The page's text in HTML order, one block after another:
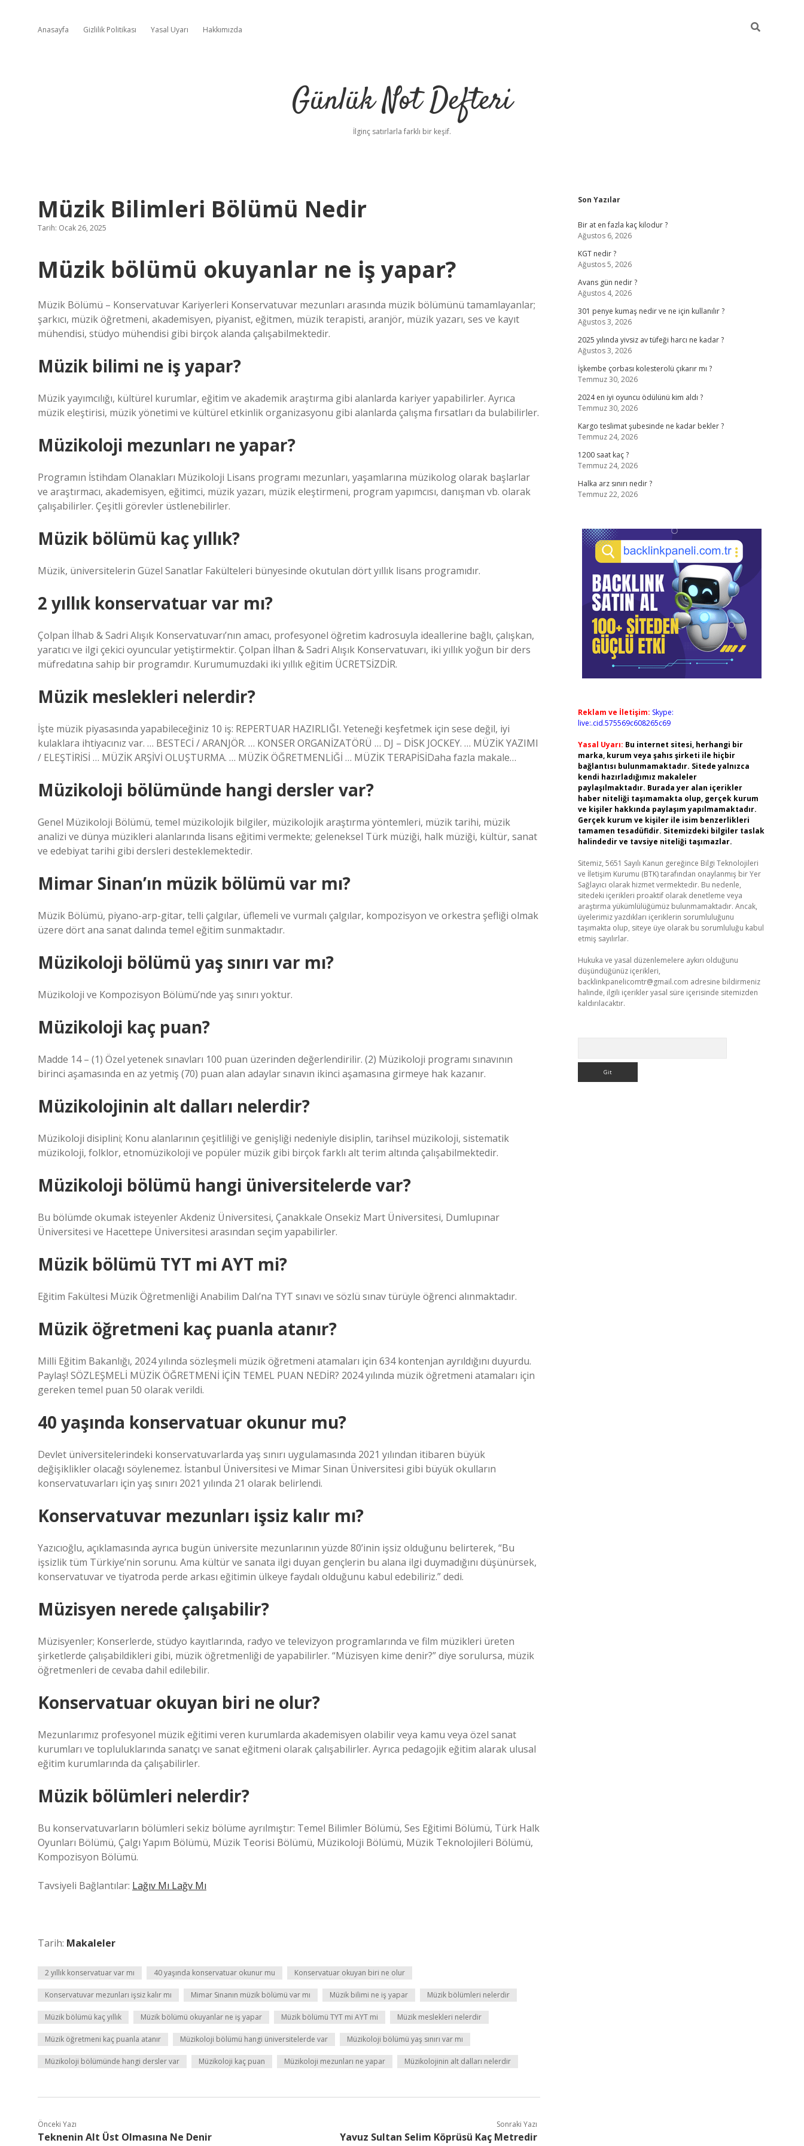
Anasayfa Gizlilik Politikası Yasal Uyarı Hakkımızda
Günlük Not Defteri
İlginç satırlarla farklı bir keşif.
Müzik Bilimleri Bölümü Nedir
Tarih: Ocak 26, 2025
Müzik bölümü okuyanlar ne iş yapar?
Müzik Bölümü – ​​Konservatuvar Kariyerleri Konservatuvar mezunları arasında müzik bölümünü tamamlayanlar;
şarkıcı, müzik öğretmeni, akademisyen, piyanist, eğitmen, müzik terapisti, aranjör, müzik yazarı, ses ve kayıt
mühendisi, stüdyo mühendisi gibi birçok alanda çalışabilmektedir.
Müzik bilimi ne iş yapar?
Müzik yayımcılığı, kültürel kurumlar, eğitim ve akademik araştırma gibi alanlarda kariyer yapabilirler. Ayrıca
müzik eleştirisi, müzik yönetimi ve kültürel etkinlik organizasyonu gibi alanlarda çalışma fırsatları da bulabilirler.
Müzikoloji mezunları ne yapar?
Programın İstihdam Olanakları Müzikoloji Lisans programı mezunları, yaşamlarına müzikolog olarak başlarlar
ve araştırmacı, akademisyen, eğitimci, müzik yazarı, müzik eleştirmeni, program yapımcısı, danışman vb. olarak
çalışabilirler. Çeşitli görevler üstlenebilirler.
Müzik bölümü kaç yıllık?
Müzik, üniversitelerin Güzel Sanatlar Fakülteleri bünyesinde okutulan dört yıllık lisans programıdır.
2 yıllık konservatuar var mı?
Çolpan İlhab & Sadri Alışık Konservatuvarı’nın amacı, profesyonel öğretim kadrosuyla ideallerine bağlı, çalışkan,
yaratıcı ve ilgi çekici oyuncular yetiştirmektir. Çolpan İlhan & Sadri Alışık Konservatuvarı, iki yıllık yoğun bir ders
müfredatına sahip bir programdır. Kurumumuzdaki iki yıllık eğitim ÜCRETSİZDİR.
Müzik meslekleri nelerdir?
İşte müzik piyasasında yapabileceğiniz 10 iş: REPERTUAR HAZIRLIĞI. Yeteneği keşfetmek için sese değil, iyi
kulaklara ihtiyacınız var. … BESTECİ / ARANJÖR. … KONSER ORGANİZATÖRÜ … DJ – DİSK JOCKEY. … MÜZİK YAZIMI
/ ELEŞTİRİSİ … MÜZİK ARŞİVİ OLUŞTURMA. … MÜZİK ÖĞRETMENLİĞİ … MÜZİK TERAPİSİDaha fazla makale…
Müzikoloji bölümünde hangi dersler var?
Genel Müzikoloji Bölümü, temel müzikolojik bilgiler, müzikolojik araştırma yöntemleri, müzik tarihi, müzik
analizi ve dünya müzikleri alanlarında lisans eğitimi vermekte; geleneksel Türk müziği, halk müziği, kültür, sanat
ve edebiyat tarihi gibi dersleri desteklemektedir.
Mimar Sinan’ın müzik bölümü var mı?
Müzik Bölümü, piyano-arp-gitar, telli çalgılar, üflemeli ve vurmalı çalgılar, kompozisyon ve orkestra şefliği olmak
üzere dört ana sanat dalında temel eğitim sunmaktadır.
Müzikoloji bölümü yaş sınırı var mı?
Müzikoloji ve Kompozisyon Bölümü’nde yaş sınırı yoktur.
Müzikoloji kaç puan?
Madde 14 – (1) Özel yetenek sınavları 100 puan üzerinden değerlendirilir. (2) Müzikoloji programı sınavının
birinci aşamasında en az yetmiş (70) puan alan adaylar sınavın ikinci aşamasına girmeye hak kazanır.
Müzikolojinin alt dalları nelerdir?
Müzikoloji disiplini; Konu alanlarının çeşitliliği ve genişliği nedeniyle disiplin, tarihsel müzikoloji, sistematik
müzikoloji, folklor, etnomüzikoloji ve popüler müzik gibi birçok farklı alt terim altında çalışabilmektedir.
Müzikoloji bölümü hangi üniversitelerde var?
Bu bölümde okumak isteyenler Akdeniz Üniversitesi, Çanakkale Onsekiz Mart Üniversitesi, Dumlupınar
Üniversitesi ve Hacettepe Üniversitesi arasından seçim yapabilirler.
Müzik bölümü TYT mi AYT mi?
Eğitim Fakültesi Müzik Öğretmenliği Anabilim Dalı’na TYT sınavı ve sözlü sınav türüyle öğrenci alınmaktadır.
Müzik öğretmeni kaç puanla atanır?
Milli Eğitim Bakanlığı, 2024 yılında sözleşmeli müzik öğretmeni atamaları için 634 kontenjan ayrıldığını duyurdu.
Paylaş! SÖZLEŞMELİ MÜZİK ÖĞRETMENİ İÇİN TEMEL PUAN NEDİR? 2024 yılında müzik öğretmeni atamaları için
gereken temel puan 50 olarak verildi.
40 yaşında konservatuar okunur mu?
Devlet üniversitelerindeki konservatuvarlarda yaş sınırı uygulamasında 2021 yılından itibaren büyük
değişiklikler olacağı söylenemez. İstanbul Üniversitesi ve Mimar Sinan Üniversitesi gibi büyük okulların
konservatuvarları için yaş sınırı 2021 yılında 21 olarak belirlendi.
Konservatuvar mezunları işsiz kalır mı?
Yazıcıoğlu, açıklamasında ayrıca bugün üniversite mezunlarının yüzde 80’inin işsiz olduğunu belirterek, “Bu
işsizlik tüm Türkiye’nin sorunu. Ama kültür ve sanata ilgi duyan gençlerin bu alana ilgi duymadığını düşünürsek,
konservatuvar ve tiyatroda perde arkası eğitimin ülkeye faydalı olduğunu kabul edebiliriz.” dedi.
Müzisyen nerede çalışabilir?
Müzisyenler; Konserlerde, stüdyo kayıtlarında, radyo ve televizyon programlarında ve film müzikleri üreten
şirketlerde çalışabildikleri gibi, müzik öğretmenliği de yapabilirler. “Müzisyen kime denir?” diye sorulursa, müzik
öğretmenleri de cevaba dahil edilebilir.
Konservatuar okuyan biri ne olur?
Mezunlarımız profesyonel müzik eğitimi veren kurumlarda akademisyen olabilir veya kamu veya özel sanat
kurumları ve topluluklarında sanatçı ve sanat eğitmeni olarak çalışabilirler. Ayrıca pedagojik eğitim alarak ulusal
eğitim kurumlarında da çalışabilirler.
Müzik bölümleri nelerdir?
Bu konservatuvarların bölümleri sekiz bölüme ayrılmıştır: Temel Bilimler Bölümü, Ses Eğitimi Bölümü, Türk Halk
Oyunları Bölümü, Çalgı Yapım Bölümü, Müzik Teorisi Bölümü, Müzikoloji Bölümü, Müzik Teknolojileri Bölümü,
Kompozisyon Bölümü.
Tavsiyeli Bağlantılar: Lağıv Mı Lağv Mı
Tarih: Makaleler
2 yıllık konservatuar var mı 40 yaşında konservatuar okunur mu Konservatuar okuyan biri ne olur
Konservatuvar mezunları işsiz kalır mı Mimar Sinanın müzik bölümü var mı Müzik bilimi ne iş yapar Müzik bölümleri nelerdir
Müzik bölümü kaç yıllık Müzik bölümü okuyanlar ne iş yapar Müzik bölümü TYT mi AYT mi Müzik meslekleri nelerdir
Müzik öğretmeni kaç puanla atanır Müzikoloji bölümü hangi üniversitelerde var Müzikoloji bölümü yaş sınırı var mı
Müzikoloji bölümünde hangi dersler var Müzikoloji kaç puan Müzikoloji mezunları ne yapar Müzikolojinin alt dalları nelerdir
Önceki Yazı
Teknenin Alt Üst Olmasına Ne Denir
Sonraki Yazı
Yavuz Sultan Selim Köprüsü Kaç Metredir
Sidebar
Son Yazılar
Bir at en fazla kaç kilodur ?
Ağustos 6, 2026
KGT nedir ?
Ağustos 5, 2026
Avans gün nedir ?
Ağustos 4, 2026
301 penye kumaş nedir ve ne için kullanılır ?
Ağustos 3, 2026
2025 yılında yivsiz av tüfeği harcı ne kadar ?
Ağustos 3, 2026
İşkembe çorbası kolesterolü çıkarır mı ?
Temmuz 30, 2026
2024 en iyi oyuncu ödülünü kim aldı ?
Temmuz 30, 2026
Kargo teslimat şubesinde ne kadar bekler ?
Temmuz 24, 2026
1200 saat kaç ?
Temmuz 24, 2026
Halka arz sınırı nedir ?
Temmuz 22, 2026
Reklam ve İletişim: Skype:
live:.cid.575569c608265c69
Yasal Uyarı: Bu internet sitesi, herhangi bir
marka, kurum veya şahıs şirketi ile hiçbir
bağlantısı bulunmamaktadır. Sitede yalnızca
kendi hazırladığımız makaleler
paylaşılmaktadır. Burada yer alan içerikler
haber niteliği taşımamakta olup, gerçek kurum
ve kişiler hakkında paylaşım yapılmamaktadır.
Gerçek kurum ve kişiler ile isim benzerlikleri
tamamen tesadüfidir. Sitemizdeki bilgiler taslak
halindedir ve tavsiye niteliği taşımazlar.
Sitemiz, 5651 Sayılı Kanun gereğince Bilgi Teknolojileri
ve İletişim Kurumu (BTK) tarafından onaylanmış bir Yer
Sağlayıcı olarak hizmet vermektedir. Bu nedenle,
sitedeki içerikleri proaktif olarak denetleme veya
araştırma yükümlülüğümüz bulunmamaktadır. Ancak,
üyelerimiz yazdıkları içeriklerin sorumluluğunu
taşımakta olup, siteye üye olarak bu sorumluluğu kabul
etmiş sayılırlar.
Hukuka ve yasal düzenlemelere aykırı olduğunu
düşündüğünüz içerikleri,
backlinkpanelicomtr@gmail.com adresine bildirmeniz
halinde, ilgili içerikler yasal süre içerisinde sitemizden
kaldırılacaktır.